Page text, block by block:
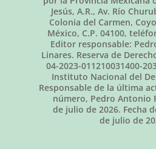
Jesús, A.R., Av. Río
Colonia del Carmen,
México, C.P. 04100,
Editor responsable:
Linares. Reserva de
04-2023-011210031400-
Instituto Nacional del
Responsable de la última
número, Pedro Antonio
de julio de 2026. Fecha
de julio de